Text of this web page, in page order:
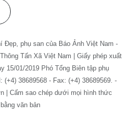
Đẹp, phụ san của Báo Ảnh Việt Nam -
Tấn Xã Việt Nam | Giấy phép xuất
15/01/2019 Phó Tổng Biên tập phụ
(+4) 38689568 - Fax: (+4) 38689569. -
| Cấm sao chép dưới mọi hình thức
văn bản